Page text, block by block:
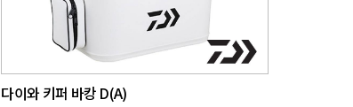
다이와 키퍼 바캉 D(A)